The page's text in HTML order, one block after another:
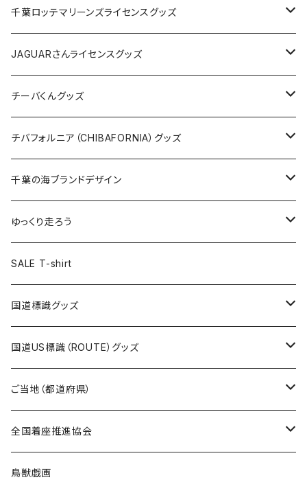
缶バッジ
ホテルキーホルダー
アクリルキーホルダー
ホテルキーホルダー
クリアファイル
Tシャツ
キャップ
トートバッグ
ランチバッグ
エコバッグ
キャップ
バッグ
ステッカー
缶バッジ
キーホルダー
クリアファイル
Tシャツ
キャップ
バッグ
ステッカー
缶バッジ
キーホルダー
クリアファイル
千葉ロッテマリーンズライセンスグッズ
ステッカー
ステッカー
ステッカー大
缶バッジ
缶バッジ32mm
缶バッジ54mm
エコバッグ
JAGUARさんコラボグッズ
Tシャツ
ステッカー
サコッシュ
ホテルキーホルダー
モーテルキーホルダー
トートバッグ
JAGUARさんライセンスグッズ
Tシャツ
ステッカー
缶バッジ
クリアファイル
マスク
エコバッグ
千葉ロッテマリーンズコラボ
チーバくんグッズ
Tシャツ
キャップ
エコバッグ
ステッカー
モーテルキーホルダー
ホテルキーホルダー
トートバッグ
チバフォルニア（CHIBAFORNIA）グッズ
Tシャツ
キャップ
ステッカー
ホテルキーホルダー
千葉の海ブランドデザイン
Tシャツ
キャップ
ステッカー
ゆっくり走ろう
Tシャツ
ステッカー
ホテルキーホルダー
SALE T-shirt
国道標識グッズ
ステッカー
国道0～99号線
国道100～199号線
Tシャツ
キャップ
国道US標識（ROUTE）グッズ
ステッカー
ROUTE 0～99号線
ROUTE100～199号線
Tシャツ
ROUTE 0～99号線
キャップ
ご当地（都道府県）
北海道
青森県
全国着座推進協会
ステッカー
鳥獣戯画